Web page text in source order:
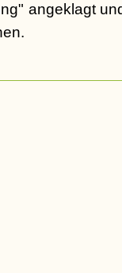
angeklagt